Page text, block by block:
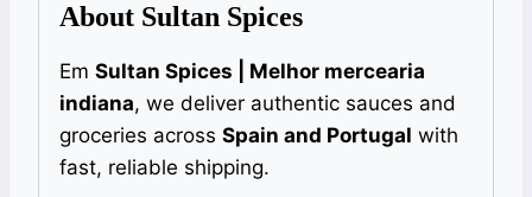
About Sultan Spices
Em Sultan Spices | Melhor mercearia
indiana, we deliver authentic sauces and
groceries across Spain and Portugal with
fast, reliable shipping.